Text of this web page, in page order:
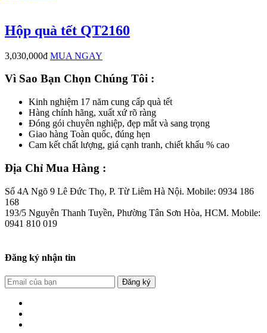
Hộp quà tết QT2160
3,030,000đ MUA NGAY
Vì Sao Bạn Chọn Chúng Tôi :
Kinh nghiệm 17 năm cung cấp quà tết
Hàng chính hãng, xuất xứ rõ ràng
Đóng gói chuyên nghiệp, đẹp mắt và sang trọng
Giao hàng Toàn quốc, đúng hẹn
Cam kết chất lượng, giá cạnh tranh, chiết khấu % cao
Địa Chỉ Mua Hàng :
Số 4A Ngõ 9 Lê Đức Thọ, P. Từ Liêm Hà Nội. Mobile: 0934 186
168
193/5 Nguyễn Thanh Tuyền, Phường Tân Sơn Hòa, HCM. Mobile:
0941 810 019
Đăng ký nhận tin
Đăng ký